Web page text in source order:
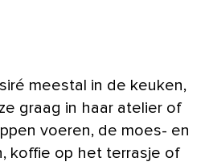
meestal in de keuken,
graag in haar atelier of
voeren, de moes- en
koffie op het terrasje of